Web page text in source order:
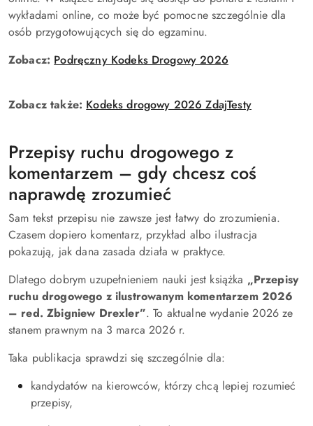
wykładami online, co może być pomocne szczególnie dla
osób przygotowujących się do egzaminu.
Zobacz: Podręczny Kodeks Drogowy 2026
Zobacz także: Kodeks drogowy 2026 ZdajTesty
Przepisy ruchu drogowego z
komentarzem – gdy chcesz coś
naprawdę zrozumieć
Sam tekst przepisu nie zawsze jest łatwy do zrozumienia.
Czasem dopiero komentarz, przykład albo ilustracja
pokazują, jak dana zasada działa w praktyce.
Dlatego dobrym uzupełnieniem nauki jest książka „Przepisy
ruchu drogowego z ilustrowanym komentarzem 2026
– red. Zbigniew Drexler”. To aktualne wydanie 2026 ze
stanem prawnym na 3 marca 2026 r.
Taka publikacja sprawdzi się szczególnie dla:
kandydatów na kierowców, którzy chcą lepiej rozumieć
przepisy,